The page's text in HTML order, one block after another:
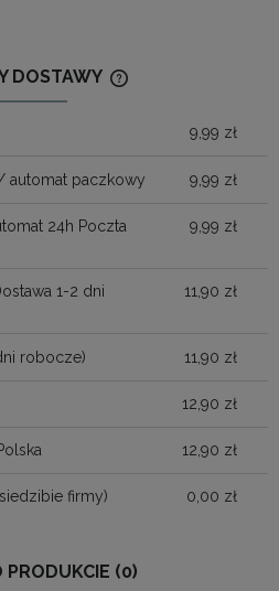
DOSTAWY
9,99 zł
automat paczkowy 9,99 zł
24h Poczta
9,99 zł
1-2 dni
11,90 zł
robocze) 11,90 zł
12,90 zł
12,90 zł
firmy) 0,00 zł
PRODUKCIE (0)